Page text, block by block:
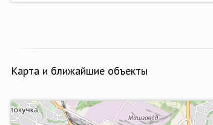
Карта и ближайшие объекты